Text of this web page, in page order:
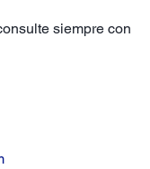
siempre con